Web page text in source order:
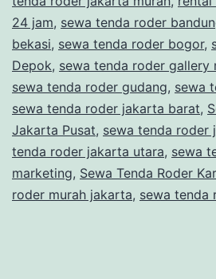
24 jam, sewa tenda roder
bekasi, sewa tenda roder bogor,
Depok, sewa tenda roder gallery
sewa tenda roder gudang, sewa
sewa tenda roder jakarta barat,
Jakarta Pusat, sewa tenda roder
tenda roder jakarta utara, sewa
marketing, Sewa Tenda Roder
roder murah jakarta, sewa tenda